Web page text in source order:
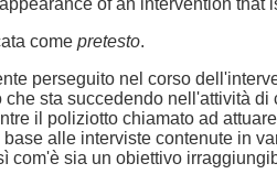
of an intervention
come pretesto.
perseguito nel corso
sta succedendo nell'attività
il poliziotto chiamato ad
alle interviste contenute in
com'è sia un obiettivo